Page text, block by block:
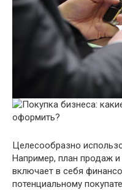
Целесообразно
Например, план продаж
включает в себя
потенциальному